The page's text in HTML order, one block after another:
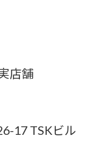
店舗
17 TSKビル